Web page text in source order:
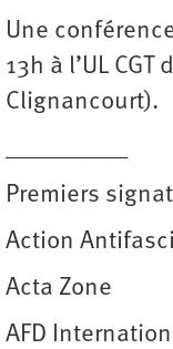
Une
13h à l’UL
Clignancourt).
Premiers
Action
Acta Zone
AFD